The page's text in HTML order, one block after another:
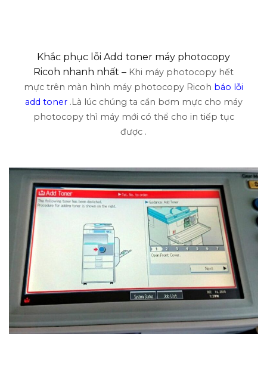
Khắc phục lỗi Add toner máy photocopy
Ricoh nhanh nhất – Khi máy photocopy hết
mực trên màn hình máy photocopy Ricoh báo lỗi
add toner.Là lúc chúng ta cần bơm mực cho máy
photocopy thì máy mới có thể cho in tiếp tục
được .